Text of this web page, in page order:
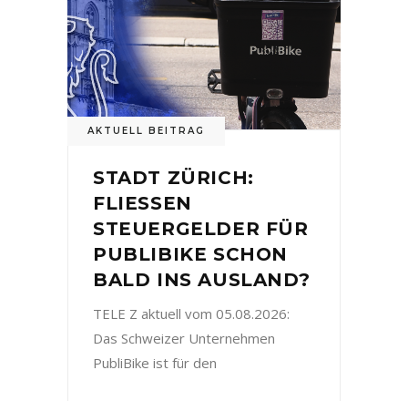
AKTUELL BEITRAG
STADT ZÜRICH:
FLIESSEN
STEUERGELDER FÜR
PUBLIBIKE SCHON
BALD INS AUSLAND?
TELE Z aktuell vom 05.08.2026:
Das Schweizer Unternehmen
PubliBike ist für den